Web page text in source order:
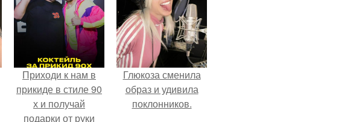
Приходи к нам в
прикиде в стиле 90
х и получай
подарки от руки
Глюкоза сменила
образ и удивила
поклонников.